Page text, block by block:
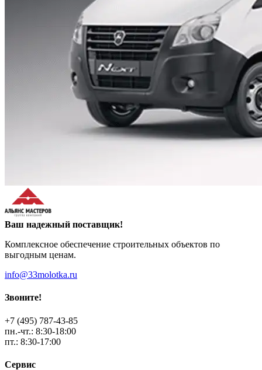
Ваш надежный поставщик!
Комплексное обеспечение строительных объектов по
выгодным ценам.
info@33molotka.ru
Звоните!
+7 (495) 787-43-85
пн.-чт.: 8:30-18:00
пт.: 8:30-17:00
Сервис